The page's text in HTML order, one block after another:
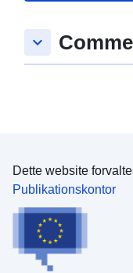
keyboard_arrow_down
Dette website
Publikationskontor